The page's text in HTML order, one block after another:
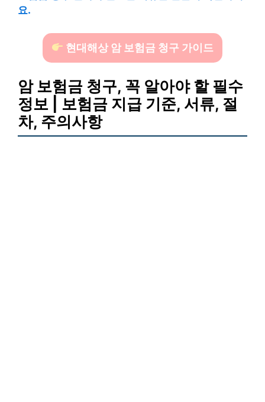
요.
현대해상 암 보험금 청구 가이드
암 보험금 청구, 꼭 알아야 할 필수
정보 | 보험금 지급 기준, 서류, 절
차, 주의사항